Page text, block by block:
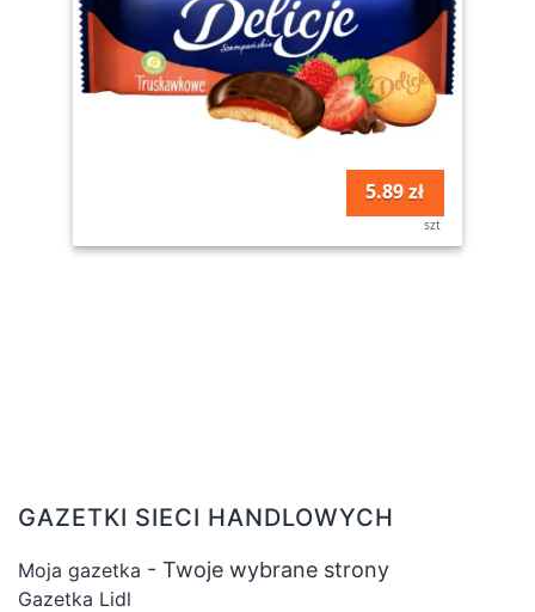
5.89 zł
szt
GAZETKI SIECI HANDLOWYCH
Moja gazetka - Twoje wybrane strony
Gazetka Lidl